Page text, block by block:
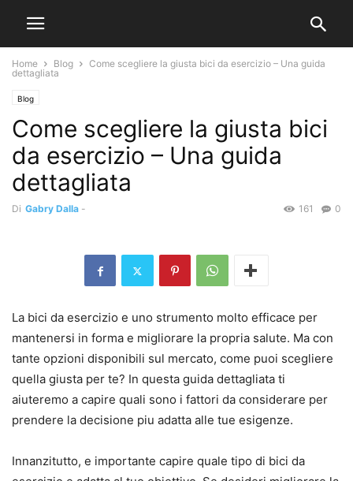
Home Blog
Come scegliere la giusta bici da esercizio – Una guida
dettagliata
Blog
Come scegliere la giusta bici
da esercizio – Una guida
dettagliata
Di Gabry Dalla - 0
161
La bici da esercizio e uno strumento molto efficace per
mantenersi in forma e migliorare la propria salute. Ma con
tante opzioni disponibili sul mercato, come puoi scegliere
quella giusta per te? In questa guida dettagliata ti
aiuteremo a capire quali sono i fattori da considerare per
prendere la decisione piu adatta alle tue esigenze.
Innanzitutto, e importante capire quale tipo di bici da